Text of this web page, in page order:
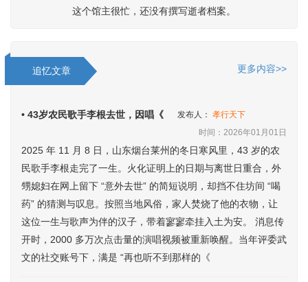
这个馆主很忙，还没有撰写逝者档案。
追忆文章 更多内容>>
• 43岁农民歌手李根去世，因唱《 发布人： 孝行天下
时间：2026年01月01日
2025 年 11 月 8 日，山东烟台莱州的冬日寒风里，43 岁的农
民歌手李根走完了一生。火化证明上的日期与离世日重合，外
甥媳妇在网上留下 “意外去世” 的简短说明，却挡不住坊间 “喝
药” 的猜测与叹息。按照当地风俗，家人焚烧了他的衣物，让
这位一生与歌声为伴的汉子，带着寥寥牵挂入土为安。 消息传
开时，2000 多万次点击量的演唱视频被重新唤醒。当年评委武
文的社交账号下，满是 “再也听不到那样的《